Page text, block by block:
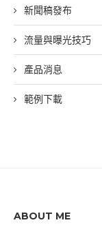
新聞稿發布
流量與曝光技巧
產品消息
範例下載
ABOUT ME